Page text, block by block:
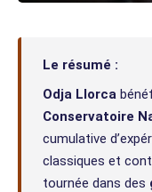
Le résumé :
Odja Llorca
Conservatoire
cumulative
classiques et
tournée dans des